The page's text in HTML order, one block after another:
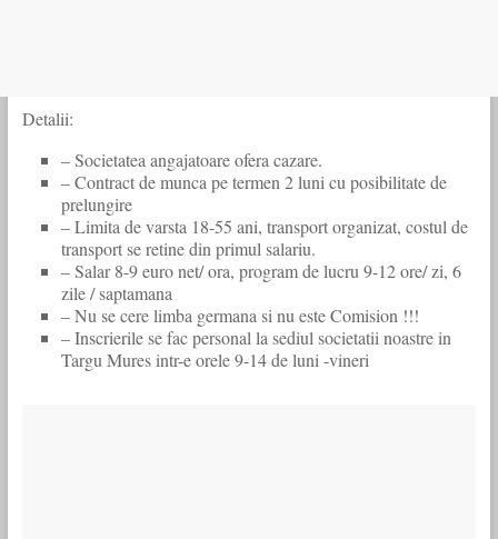
Detalii:
– Societatea angajatoare ofera cazare.
– Contract de munca pe termen 2 luni cu posibilitate de
prelungire
– Limita de varsta 18-55 ani, transport organizat, costul de
transport se retine din primul salariu.
– Salar 8-9 euro net/ ora, program de lucru 9-12 ore/ zi, 6
zile / saptamana
– Nu se cere limba germana si nu este Comision !!!
– Inscrierile se fac personal la sediul societatii noastre in
Targu Mures intr-e orele 9-14 de luni -vineri